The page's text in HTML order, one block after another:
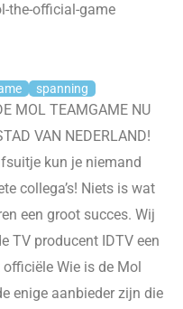
the-official-game
spanning
MOL TEAMGAME NU
VAN NEDERLAND!
kun je niemand
collega’s! Niets is wat
een groot succes. Wij
TV producent IDTV een
Wie is de Mol
enige aanbieder zijn die